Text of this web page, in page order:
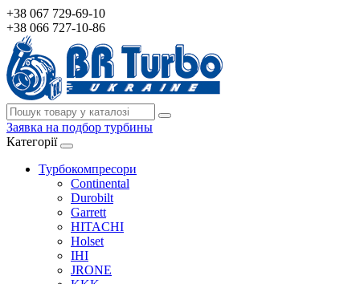
+38 067 729-69-10
+38 066 727-10-86
Заявка на подбор турбины
Категорії
Турбокомпресори
Continental
Durobilt
Garrett
HITACHI
Holset
IHI
JRONE